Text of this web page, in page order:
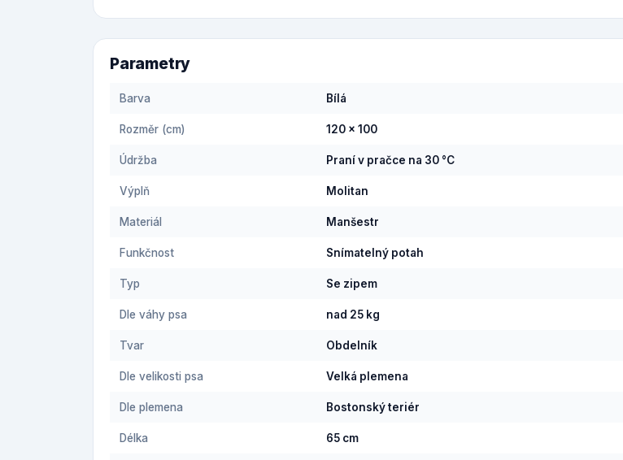
Parametry
Barva Bílá
Rozměr (cm) 120 x 100
Údržba Praní v pračce na 30 °C
Výplň Molitan
Materiál Manšestr
Funkčnost Snímatelný potah
Typ Se zipem
Dle váhy psa nad 25 kg
Tvar Obdelník
Dle velikosti psa Velká plemena
Dle plemena Bostonský teriér
Délka 65 cm